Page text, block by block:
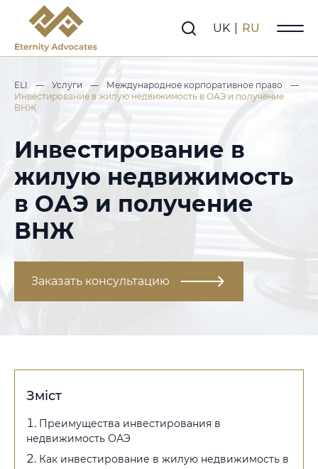
UK RU
ELI — Услуги — Международное корпоративное право
—
Инвестирование в жилую недвижимость в ОАЭ и получение
ВНЖ
Инвестирование в
жилую недвижимость
в ОАЭ и получение
ВНЖ
Заказать консультацию
Зміст
Преимущества инвестирования в
недвижимость ОАЭ
Как инвестирование в жилую недвижимость в